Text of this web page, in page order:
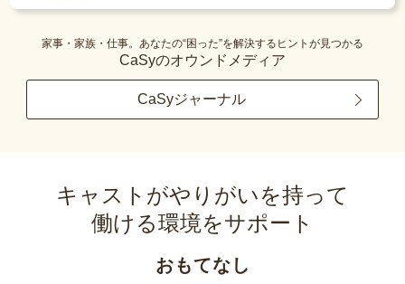
家事・家族・仕事。あなたの“困った”を解決するヒントが見つかる
CaSyのオウンドメディア
CaSyジャーナル
キャストがやりがいを持って
働ける環境をサポート
おもてなし